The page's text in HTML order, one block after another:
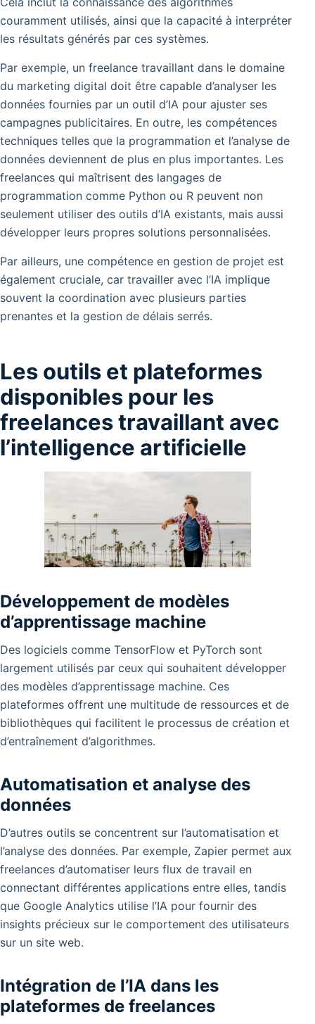
couramment utilisés, ainsi que la capacité à interpréter
les résultats générés par ces systèmes.
Par exemple, un freelance travaillant dans le domaine
du marketing digital doit être capable d’analyser les
données fournies par un outil d’IA pour ajuster ses
campagnes publicitaires. En outre, les compétences
techniques telles que la programmation et l’analyse de
données deviennent de plus en plus importantes. Les
freelances qui maîtrisent des langages de
programmation comme Python ou R peuvent non
seulement utiliser des outils d’IA existants, mais aussi
développer leurs propres solutions personnalisées.
Par ailleurs, une compétence en gestion de projet est
également cruciale, car travailler avec l’IA implique
souvent la coordination avec plusieurs parties
prenantes et la gestion de délais serrés.
Les outils et plateformes
disponibles pour les
freelances travaillant avec
l’intelligence artificielle
Développement de modèles
d’apprentissage machine
Des logiciels comme TensorFlow et PyTorch sont
largement utilisés par ceux qui souhaitent développer
des modèles d’apprentissage machine. Ces
plateformes offrent une multitude de ressources et de
bibliothèques qui facilitent le processus de création et
d’entraînement d’algorithmes.
Automatisation et analyse des
données
D’autres outils se concentrent sur l’automatisation et
l’analyse des données. Par exemple, Zapier permet aux
freelances d’automatiser leurs flux de travail en
connectant différentes applications entre elles, tandis
que Google Analytics utilise l’IA pour fournir des
insights précieux sur le comportement des utilisateurs
sur un site web.
Intégration de l’IA dans les
plateformes de freelances